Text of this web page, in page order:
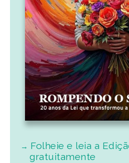
Folheie e leia a
gratuitamente